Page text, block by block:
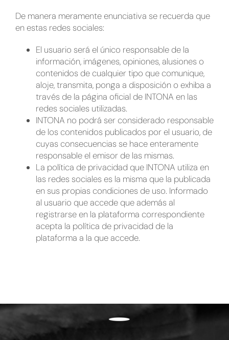
De manera meramente enunciativa se recuerda que
en estas redes sociales:
El usuario será el único responsable de la
información, imágenes, opiniones, alusiones o
contenidos de cualquier tipo que comunique,
aloje, transmita, ponga a disposición o exhiba a
través de la página oficial de INTONA en las
redes sociales utilizadas.
INTONA no podrá ser considerado responsable
de los contenidos publicados por el usuario, de
cuyas consecuencias se hace enteramente
responsable el emisor de las mismas.
La política de privacidad que INTONA utiliza en
las redes sociales es la misma que la publicada
en sus propias condiciones de uso. Informado
al usuario que accede que además al
registrarse en la plataforma correspondiente
acepta la política de privacidad de la
plataforma a la que accede.